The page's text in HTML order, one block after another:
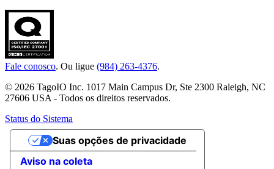
Fale conosco. Ou ligue (984) 263-4376.
© 2026 TagoIO Inc. 1017 Main Campus Dr, Ste 2300 Raleigh, NC
27606 USA - Todos os direitos reservados.
Status do Sistema
Aviso na coleta
Suas opções de privacidade